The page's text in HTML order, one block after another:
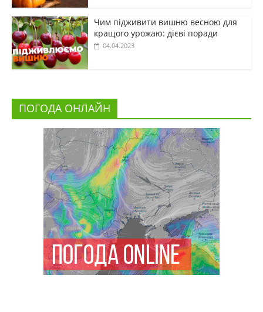
Чим підживити вишню весною для
кращого урожаю: дієві поради
04.04.2023
ПОГОДА ОНЛАЙН